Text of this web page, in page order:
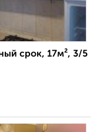
срок, 17м², 3/5